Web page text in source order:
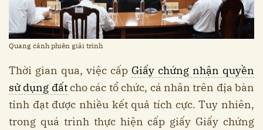
Quang cảnh phiên giải trình
Thời gian qua, việc cấp Giấy chứng nhận quyền
sử dụng đấtcho các tổ chức, cá nhân trên địa bàn
tỉnh đạt được nhiều kết quả tích cực. Tuy nhiên,
trong quá trình thực hiện cấp giấy Giấy chứng